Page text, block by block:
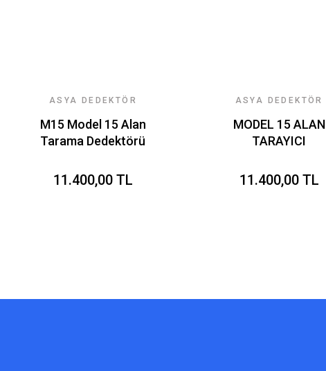
ASYA DEDEKTÖR
M15 Model 15 Alan
Tarama Dedektörü
11.400,00 TL
ASYA DEDEKTÖR
MODEL 15 ALAN
TARAYICI
11.400,00 TL